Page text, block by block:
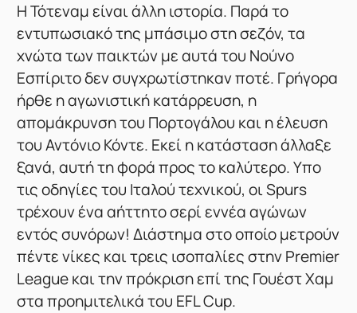
Η Τότεναμ είναι άλλη ιστορία. Παρά το
εντυπωσιακό της μπάσιμο στη σεζόν, τα
χνώτα των παικτών με αυτά του Νούνο
Εσπίριτο δεν συγχρωτίστηκαν ποτέ. Γρήγορα
ήρθε η αγωνιστική κατάρρευση, η
απομάκρυνση του Πορτογάλου και η έλευση
του Αντόνιο Κόντε. Εκεί η κατάσταση άλλαξε
ξανά, αυτή τη φορά προς το καλύτερο. Υπο
τις οδηγίες του Ιταλού τεχνικού, οι Spurs
τρέχουν ένα αήττητο σερί εννέα αγώνων
εντός συνόρων! Διάστημα στο οποίο μετρούν
πέντε νίκες και τρεις ισοπαλίες στην Premier
League και την πρόκριση επί της Γουέστ Χαμ
στα προημιτελικά του EFL Cup.